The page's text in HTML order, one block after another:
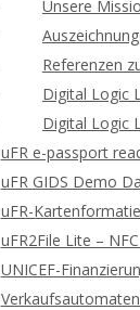
Unsere
Referenzen
Digital Logic
Digital Logic
uFR e-passport
uFR GIDS Demo
uFR-
uFR2File Lite –
UNICEF-